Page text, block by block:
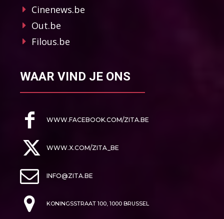
Cinenews.be
Out.be
Filous.be
WAAR VIND JE ONS
WWW.FACEBOOK.COM/ZITA.BE
WWW.X.COM/ZITA_BE
INFO@ZITA.BE
KONINGSSTRAAT 100, 1000 BRUSSEL